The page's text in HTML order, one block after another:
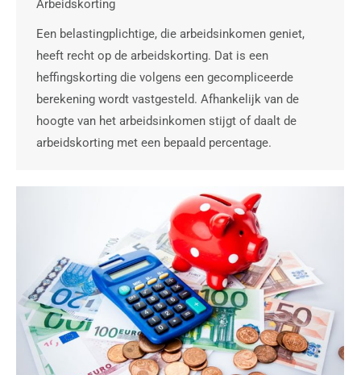
Arbeidskorting
Een belastingplichtige, die arbeidsinkomen geniet,
heeft recht op de arbeidskorting. Dat is een
heffingskorting die volgens een gecompliceerde
berekening wordt vastgesteld. Afhankelijk van de
hoogte van het arbeidsinkomen stijgt of daalt de
arbeidskorting met een bepaald percentage.